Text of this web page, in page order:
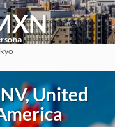
See
United